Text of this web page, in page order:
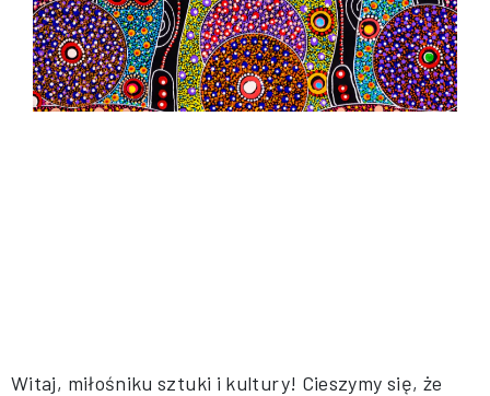
Witaj, miłośniku sztuki i kultury! Cieszymy się, że